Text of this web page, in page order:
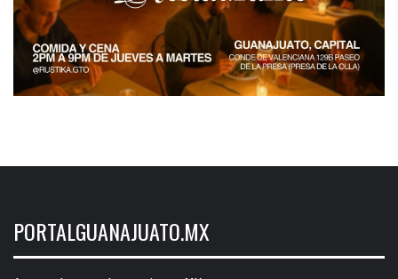
PORTALGUANAJUATO.MX